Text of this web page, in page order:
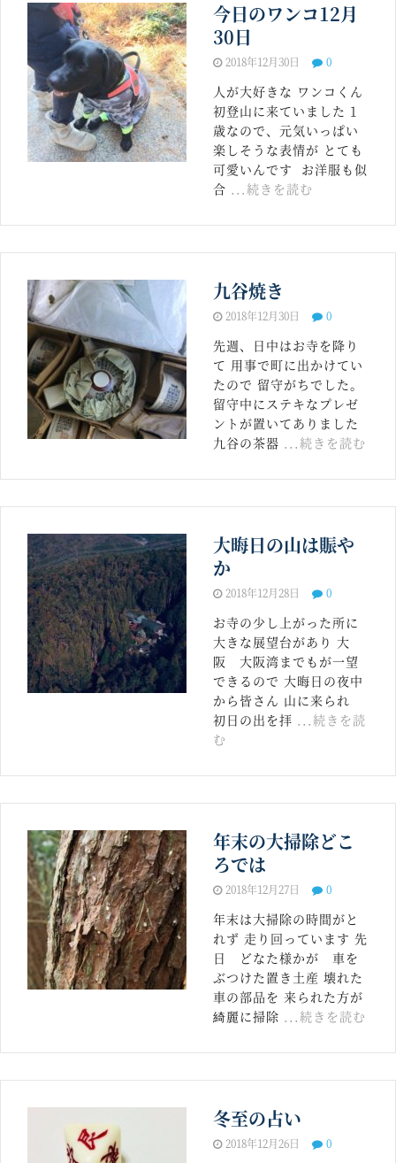
今日のワンコ12月
30日
2018年12月30日 0
人が大好きな ワンコくん
初登山に来ていました 1
歳なので、元気いっぱい
楽しそうな表情が とても
可愛いんです お洋服も似
合 ...続きを読む
九谷焼き
2018年12月30日 0
先週、日中はお寺を降り
て 用事で町に出かけてい
たので 留守がちでした。
留守中にステキなプレゼ
ントが置いてありました
九谷の茶器 ...続きを読む
大晦日の山は賑や
か
2018年12月28日 0
お寺の少し上がった所に
大きな展望台があり 大
阪 大阪湾までもが一望
できるので 大晦日の夜中
から皆さん 山に来られ
初日の出を拝 ...続きを読
む
年末の大掃除どこ
ろでは
2018年12月27日 0
年末は大掃除の時間がと
れず 走り回っています 先
日 どなた様かが 車を
ぶつけた置き土産 壊れた
車の部品を 来られた方が
綺麗に掃除 ...続きを読む
冬至の占い
2018年12月26日 0